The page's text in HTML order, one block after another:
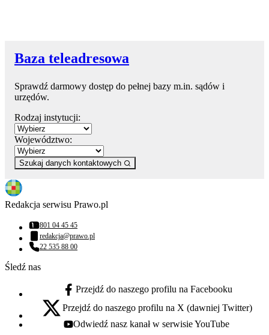
Baza teleadresowa
Sprawdź darmowy dostęp do pełnej bazy m.in. sądów i
urzędów.
Rodzaj instytucji:
Województwo:
Szukaj danych kontaktowych
Redakcja serwisu Prawo.pl
Numer telefonu:
801 04 45 45
Adres email:
redakcja@prawo.pl
Numer telefonu:
22 535 88 00
Śledź nas
facebook - otwiera się w nowej karcie
Przejdź do naszego profilu na Facebooku
x - otwiera się w nowej karcie
Przejdź do naszego profilu na X (dawniej Twitter)
youtube - otwiera się w nowej karcie
Odwiedź nasz kanał w serwisie YouTube